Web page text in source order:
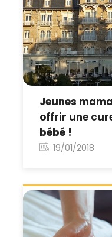
Jeunes
offrir une
bébé !
19/01/2018